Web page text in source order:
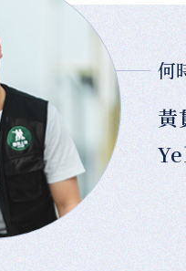
何
黃